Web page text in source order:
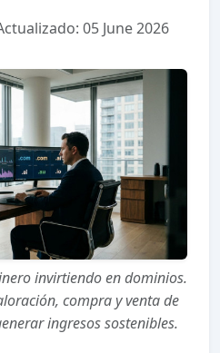
05 June 2026
invirtiendo en dominios.
compra y venta de
ingresos sostenibles.